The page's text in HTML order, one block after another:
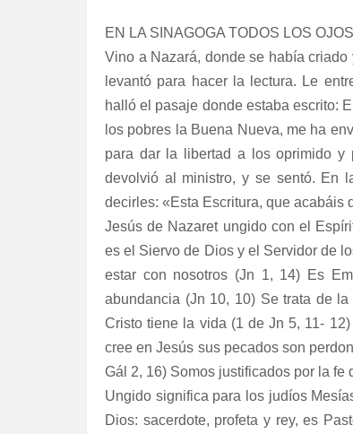
EN LA SINAGOGA TODOS LOS
Vino a Nazará, donde se había
levantó para hacer la lectura. Le
halló el pasaje donde estaba escrito:
los pobres la Buena Nueva, me ha
para dar la libertad a los oprimido y
devolvió al ministro, y se sentó. En
decirles: «Esta Escritura, que acabáis
Jesús de Nazaret ungido con el
es el Siervo de Dios y el Servidor de
estar con nosotros (Jn 1, 14) Es
abundancia (Jn 10, 10) Se trata de
Cristo tiene la vida (1 de Jn 5, 11-
cree en Jesús sus pecados son
Gál 2, 16) Somos justificados por la fe
Ungido significa para los judíos
Dios: sacerdote, profeta y rey, es